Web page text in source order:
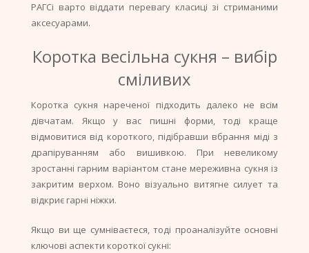
РАГСі варто віддати перевагу класиці зі стриманими
аксесуарами.
Коротка весільна сукня – вибір
сміливих
Коротка сукня нареченої підходить далеко не всім
дівчатам. Якщо у вас пишні форми, тоді краще
відмовитися від короткого, підібравши вбрання міді з
драпіруванням або вишивкою. При невеликому
зростанні гарним варіантом стане мереживна сукня із
закритим верхом. Воно візуально витягне силует та
відкриє гарні ніжки.
Якщо ви ще сумніваєтеся, тоді проаналізуйте основні
ключові аспекти короткої сукні: